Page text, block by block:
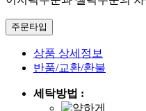
주문타입
상품 상세정보
반품/교환/환불
세탁방법 :